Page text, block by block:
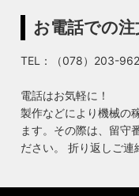
お電話での注
TEL：（078）203-
電話はお気軽に！
製作などにより機械の
ます。その際は、留守
ださい。 折り返しご連